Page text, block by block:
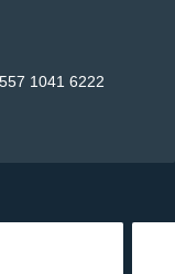
1041 6222